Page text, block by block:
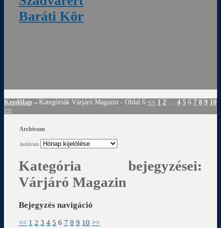
Kezdőlap →Kategóriák Várjáró Magazin - Oldal 6 << 1 2 4 5 6 7 8 9 10
>>
Archívum
Archívum
Kategória bejegyzései:
Várjáró Magazin
Bejegyzés navigáció
<< 1 2 3 4 5 6 7 8 9 10 >>